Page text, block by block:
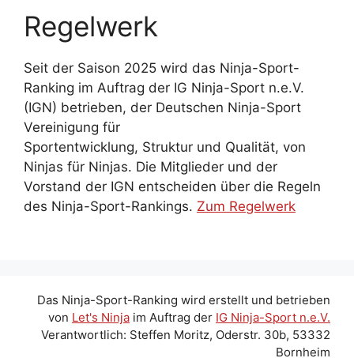
Regelwerk
Seit der Saison 2025 wird das Ninja-Sport-
Ranking im Auftrag der IG Ninja-Sport n.e.V.
(IGN) betrieben, der Deutschen Ninja-Sport
Vereinigung für
Sportentwicklung, Struktur und Qualität, von
Ninjas für Ninjas. Die Mitglieder und der
Vorstand der IGN entscheiden über die Regeln
des Ninja-Sport-Rankings. Zum Regelwerk
Das Ninja-Sport-Ranking wird erstellt und betrieben
von Let's Ninja im Auftrag der IG Ninja-Sport n.e.V.
Verantwortlich: Steffen Moritz, Oderstr. 30b, 53332
Bornheim